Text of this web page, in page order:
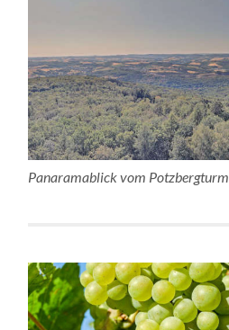
Panaramablick vom Potzbergturm